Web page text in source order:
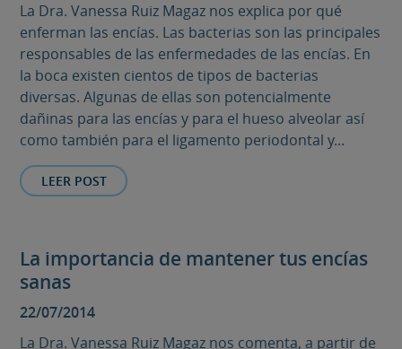
La Dra. Vanessa Ruiz Magaz nos explica por qué
enferman las encías. Las bacterias son las principales
responsables de las enfermedades de las encías. En
la boca existen cientos de tipos de bacterias
diversas. Algunas de ellas son potencialmente
dañinas para las encías y para el hueso alveolar así
como también para el ligamento periodontal y...
LEER POST
La importancia de mantener tus encías
sanas
22/07/2014
La Dra. Vanessa Ruiz Magaz nos comenta, a partir de